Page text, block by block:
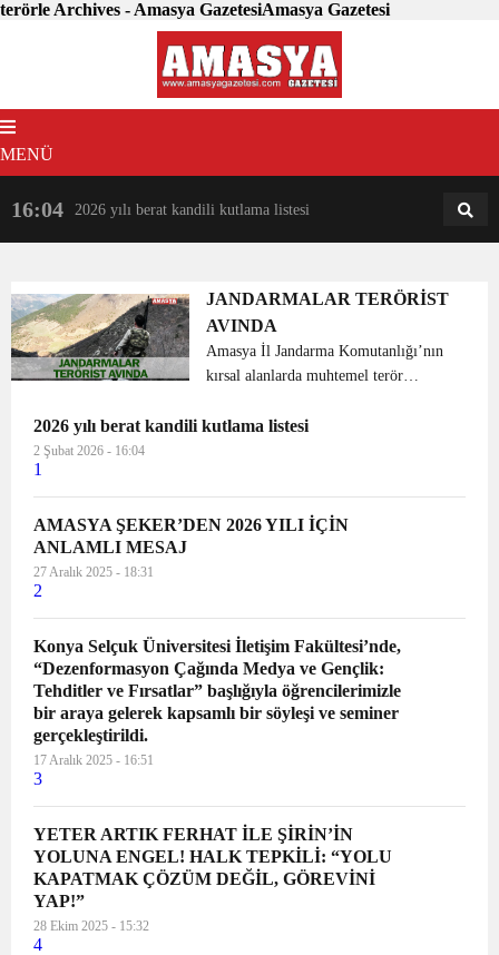
terörle Archives - Amasya GazetesiAmasya Gazetesi
MENÜ
16:04 2026 yılı berat kandili kutlama listesi 18:31
JANDARMALAR TERÖRİST
AVINDA
Amasya İl Jandarma Komutanlığı’nın
kırsal alanlarda muhtemel terör
muhtelif bölgelerde yaptığı arama-
2026 yılı berat kandili kutlama listesi
2 Şubat 2026 - 16:04
1
AMASYA ŞEKER’DEN 2026 YILI İÇİN
ANLAMLI MESAJ
27 Aralık 2025 - 18:31
2
Konya Selçuk Üniversitesi İletişim Fakültesi’nde,
“Dezenformasyon Çağında Medya ve Gençlik:
Tehditler ve Fırsatlar” başlığıyla öğrencilerimizle
bir araya gelerek kapsamlı bir söyleşi ve seminer
gerçekleştirildi.
17 Aralık 2025 - 16:51
3
YETER ARTIK FERHAT İLE ŞİRİN’İN
YOLUNA ENGEL! HALK TEPKİLİ: “YOLU
KAPATMAK ÇÖZÜM DEĞİL, GÖREVİNİ
YAP!”
28 Ekim 2025 - 15:32
4